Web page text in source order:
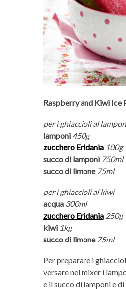
Raspberry and Kiwi Ice
per i ghiaccioli al
lamponi 450g
zucchero Eridania 100g
succo di lamponi 750ml
succo di limone 75ml
per i ghiaccioli al kiwi
acqua 300ml
zucchero Eridania 250g
kiwi 1kg
succo di limone 75ml
Per preparare i
versare nel mixer i
e il succo di lamponi e di